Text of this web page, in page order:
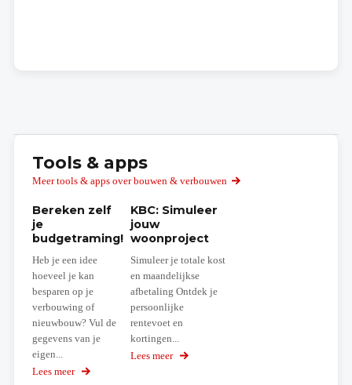
Tools & apps
Meer tools & apps over bouwen & verbouwen
Bereken zelf
je
budgetraming!
Heb je een idee
hoeveel je kan
besparen op je
verbouwing of
nieuwbouw? Vul de
gegevens van je
eigen...
Lees meer over
KBC: Simuleer
jouw
woonproject
Simuleer je totale kost
en maandelijkse
afbetaling Ontdek je
persoonlijke
rentevoet en
kortingen...
Lees meer over